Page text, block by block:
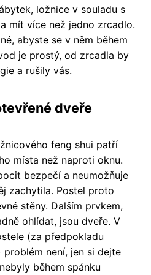
ložnice v souladu s
mít více než jedno zrcadlo.
abyste se v něm během
je prostý, od zrcadla by
a rušily vás.
dveře
feng shui patří
místa než naproti oknu.
bezpečí a neumožňuje
zachytila. Postel proto
stěny. Dalším prvkem,
ohlídat, jsou dveře. V
(za předpokladu
není, jen si dejte
během spánku